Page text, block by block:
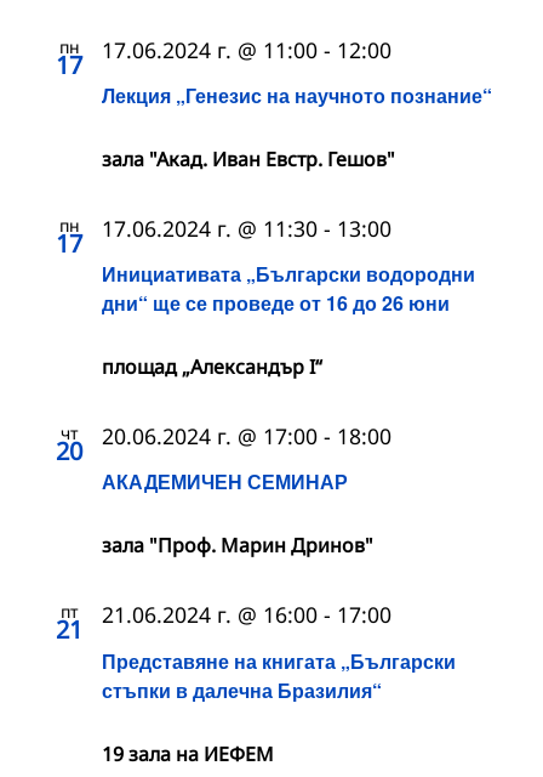
пн
17
Лекция „Генезис на научното познание“
17.06.2024 г. @ 11:00 - 12:00
зала "Акад. Иван Евстр. Гешов"
пн
17
Инициативата „Български водородни
дни“ ще се проведе от 16 до 26 юни
17.06.2024 г. @ 11:30 - 13:00
площад „Александър I“
чт
20
АКАДЕМИЧЕН СЕМИНАР
20.06.2024 г. @ 17:00 - 18:00
зала "Проф. Марин Дринов"
пт
21
Представяне на книгата „Български
стъпки в далечна Бразилия“
21.06.2024 г. @ 16:00 - 17:00
19 зала на ИЕФЕМ